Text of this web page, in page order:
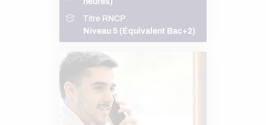
Titre RNCP
Niveau 5 (Équivalent Bac+2)